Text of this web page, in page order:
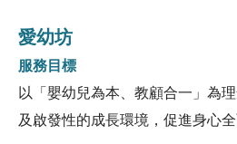
愛幼坊
服務目標
以「嬰幼兒為本、教顧合一」為
及啟發性的成長環境，促進身心